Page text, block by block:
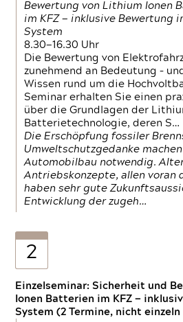
Bewertung von Lithium Ionen
im KFZ — inklusive Bewertung
System
8.30—16.30 Uhr
Die Bewertung von
zunehmend an Bedeutung –
Wissen rund um die
Seminar erhalten Sie einen
über die Grundlagen der
Batterietechnologie, deren S…
Die Erschöpfung fossiler
Umweltschutzgedanke
Automobilbau notwendig.
Antriebskonzepte, allen voran
haben sehr gute
Entwicklung der zugeh…
2
Einzelseminar: Sicherheit und
Ionen Batterien im KFZ —
System (2 Termine, nicht